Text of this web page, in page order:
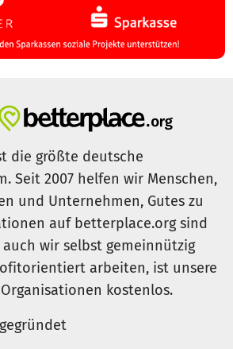
die größte deutsche
Seit 2007 helfen wir Menschen,
und Unternehmen, Gutes zu
auf betterplace.org sind
wir selbst gemeinnützig
arbeiten, ist unsere
kostenlos.
gegründet